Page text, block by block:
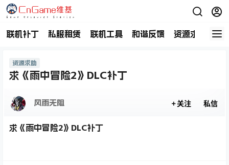
联机补丁 私服租赁 联机工具 和谐反馈 资源求助 商
资源求助
求《雨中冒险2》DLC补丁
风雨无阻 关注 私信
求《雨中冒险2》DLC补丁